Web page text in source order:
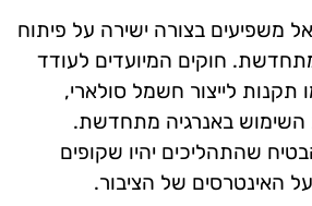
משפיעים בצורה ישירה על פיתוח
חוקים המיועדים לעודד
תקנות לייצור חשמל סולארי,
באנרגיה מתחדשת.
שהתהליכים יהיו שקופים
האינטרסים של הציבור.